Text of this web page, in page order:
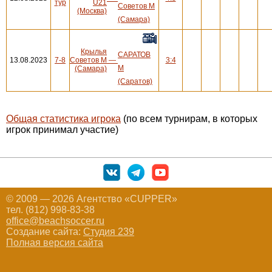
тур
U21
(Москва)
Советов М
(Самара)
13.08.2023 7-8
Крылья
Советов М
(Самара)
—
САРАТОВ
М
(Саратов)
3:4
Общая статистика игрока (по всем турнирам, в которых
игрок принимал участие)
© 2009 — 2026 Агентство «CUPPER»
тел. (812) 998-83-38
office@beachsoccer.ru
Создание сайта: Студия 239
Полная версия сайта